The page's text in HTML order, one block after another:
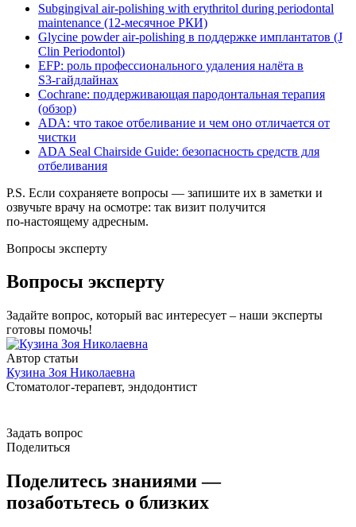
Subgingival air‑polishing with erythritol during periodontal
maintenance (12‑месячное РКИ)
Glycine powder air‑polishing в поддержке имплантатов (J
Clin Periodontol)
EFP: роль профессионального удаления налёта в
S3‑гайдлайнах
Cochrane: поддерживающая пародонтальная терапия
(обзор)
ADA: что такое отбеливание и чем оно отличается от
чистки
ADA Seal Chairside Guide: безопасность средств для
отбеливания
P.S. Если сохраняете вопросы — запишите их в заметки и
озвучьте врачу на осмотре: так визит получится
по‑настоящему адресным.
Вопросы эксперту
Вопросы эксперту
Задайте вопрос, который вас интересует – наши эксперты
готовы помочь!
Автор статьи
Кузина Зоя Николаевна
Стоматолог-терапевт, эндодонтист
Задать вопрос
Поделиться
Поделитесь знаниями —
позаботьтесь о близких